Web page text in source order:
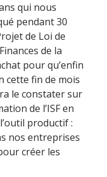
qui nous
pendant 30
de Loi de
de la
pour qu’enfin
cette fin de mois
le constater sur
de l’ISF en
productif :
nos entreprises
créer les